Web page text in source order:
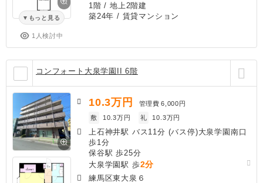
もっと見る
1人検討中
1階 / 地上2階建
築24年 / 賃貸マンション
コンフォート大泉学園II 6階
10.3万円 管理費 6,000円
敷
10.3万円 礼 10.3万円
上石神井駅 バス11分 (バス停)大泉学園南口
歩1分
保谷駅 歩25分
大泉学園駅 歩2分
練馬区東大泉６